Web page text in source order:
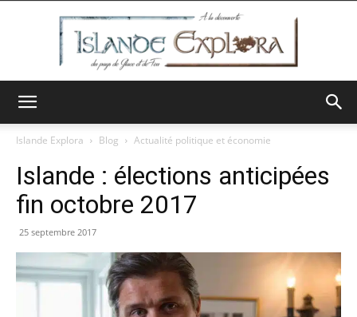
Explora
Islande Explora Blog Actualité politique et économie
Islande : élections anticipées
fin octobre 2017
25 septembre 2017